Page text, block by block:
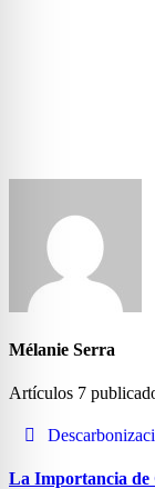
Mélanie Serra
Artículos 7
La Importancia de